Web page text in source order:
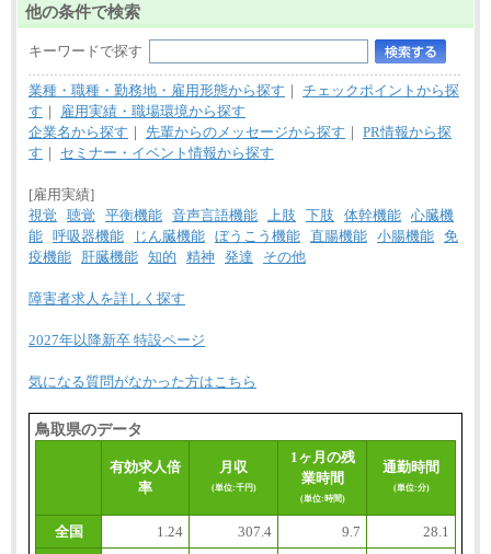
他の条件で検索
キーワードで探す
業種・職種・勤務地・雇用形態から探す ｜ チェックポイントから探
す ｜
雇用実績・職場環境から探す
企業名から探す ｜ 先輩からのメッセージから探す ｜ PR情報から探
す ｜ セミナー・イベント情報から探す
[雇用実績]
視覚
聴覚 平衡機能 音声言語機能 上肢 下肢 体幹機能 心臓機
能 呼吸器機能 じん臓機能 ぼうこう機能 直腸機能 小腸機能 免
疫機能
肝臓機能 知的 精神 発達 その他
障害者求人を詳しく探す
2027年以降新卒 特設ページ
気になる質問がなかった方はこちら
鳥取県のデータ
有効求人倍
率
月収
(単位:千円)
1ヶ月の残
業時間
(単位:時間)
通勤時間
(単位:分)
全国 1.24 307.4 9.7
28.1